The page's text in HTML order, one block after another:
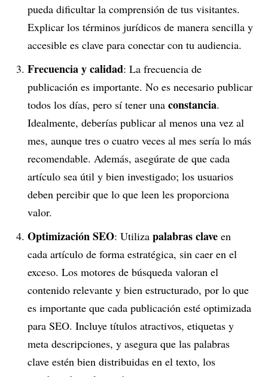
pueda dificultar la comprensión de tus visitantes.
Explicar los términos jurídicos de manera sencilla y
accesible es clave para conectar con tu audiencia.
Frecuencia y calidad: La frecuencia de
publicación es importante. No es necesario publicar
todos los días, pero sí tener una constancia.
Idealmente, deberías publicar al menos una vez al
mes, aunque tres o cuatro veces al mes sería lo más
recomendable. Además, asegúrate de que cada
artículo sea útil y bien investigado; los usuarios
deben percibir que lo que leen les proporciona
valor.
Optimización SEO: Utiliza palabras clave en
cada artículo de forma estratégica, sin caer en el
exceso. Los motores de búsqueda valoran el
contenido relevante y bien estructurado, por lo que
es importante que cada publicación esté optimizada
para SEO. Incluye títulos atractivos, etiquetas y
meta descripciones, y asegura que las palabras
clave estén bien distribuidas en el texto, los